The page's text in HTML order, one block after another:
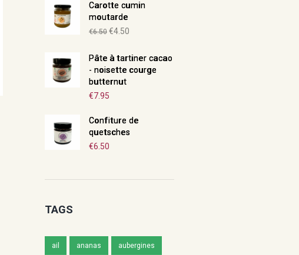
Carotte cumin
moutarde
€6.50 Le
initial
était :
€6.50.
€4.50Le
actuel
est :
Pâte à tartiner cacao
- noisette courge
butternut
€7.95
Confiture de
quetsches
€6.50
TAGS
ail ananas aubergines